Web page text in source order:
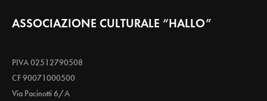
ASSOCIAZIONE CULTURALE “HALLO”
PIVA 02512790508
CF 90071000500
Via Pacinotti 6/A